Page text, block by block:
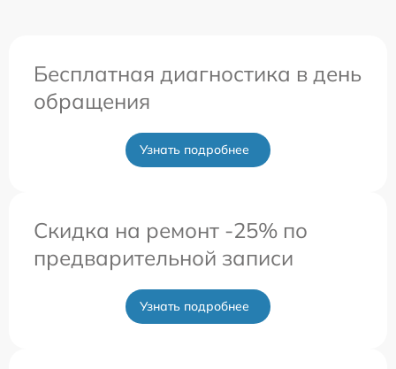
Бесплатная диагностика в день
обращения
Узнать подробнее
Скидка на ремонт -25% по
предварительной записи
Узнать подробнее